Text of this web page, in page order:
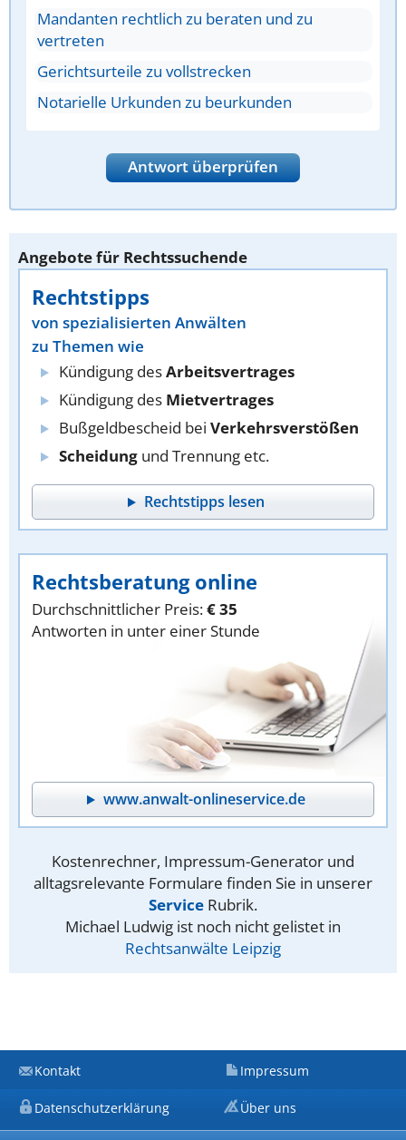
Mandanten rechtlich zu beraten und zu
vertreten
Gerichtsurteile zu vollstrecken
Notarielle Urkunden zu beurkunden
Antwort überprüfen
Angebote für Rechtssuchende
Rechtstipps
von spezialisierten Anwälten
zu Themen wie
Kündigung desArbeitsvertrages
Kündigung des Mietvertrages
Bußgeldbescheid bei Verkehrsverstößen
Scheidung und Trennung etc.
Rechtstipps lesen
Rechtsberatung online
Durchschnittlicher Preis:€ 35
Antworten in unter einer Stunde
www.anwalt-onlineservice.de
Kostenrechner, Impressum-Generator und
alltagsrelevante Formulare finden Sie in unserer
Service Rubrik.
Michael Ludwig ist noch nicht gelistet in
Rechtsanwälte Leipzig
Kontakt Impressum
Datenschutzerklärung Über uns